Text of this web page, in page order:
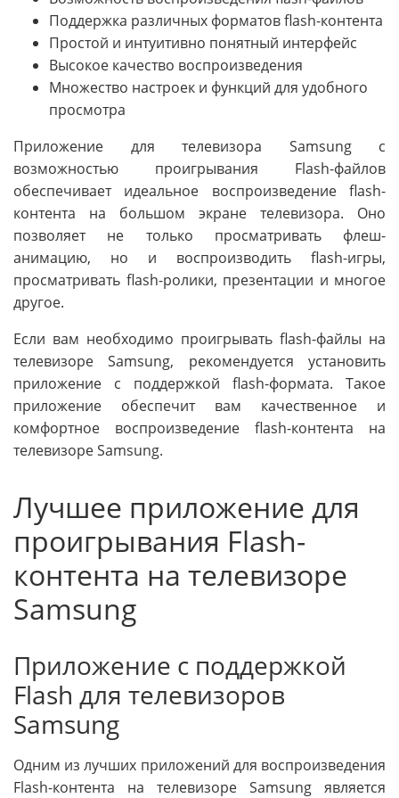
Поддержка различных форматов flash-контента
Простой и интуитивно понятный интерфейс
Высокое качество воспроизведения
Множество настроек и функций для удобного
просмотра
Приложение для телевизора Samsung с
возможностью проигрывания Flash-файлов
обеспечивает идеальное воспроизведение flash-
контента на большом экране телевизора. Оно
позволяет не только просматривать флеш-
анимацию, но и воспроизводить flash-игры,
просматривать flash-ролики, презентации и многое
другое.
Если вам необходимо проигрывать flash-файлы на
телевизоре Samsung, рекомендуется установить
приложение с поддержкой flash-формата. Такое
приложение обеспечит вам качественное и
комфортное воспроизведение flash-контента на
телевизоре Samsung.
Лучшее приложение для
проигрывания Flash-
контента на телевизоре
Samsung
Приложение с поддержкой
Flash для телевизоров
Samsung
Одним из лучших приложений для воспроизведения
Flash-контента на телевизоре Samsung является